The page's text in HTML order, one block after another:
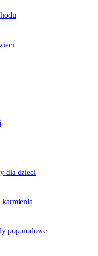
dla dzieci
karmienia
poporodowe